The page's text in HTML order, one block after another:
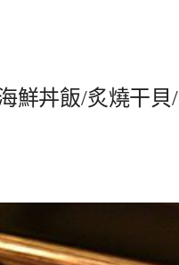
鮮丼飯/炙燒干貝/